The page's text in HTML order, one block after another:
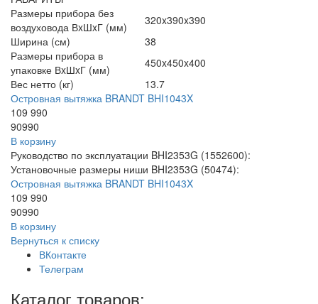
Размеры прибора без
воздуховода ВxШxГ (мм)
320x390x390
Ширина (см)
38
Размеры прибора в
упаковке ВxШxГ (мм)
450x450x400
Вес нетто (кг)
13.7
Островная вытяжка BRANDT BHI1043X
109 990
90990
В корзину
Руководство по эксплуатации BHI2353G (1552600):
Установочные размеры ниши BHI2353G (50474):
Островная вытяжка BRANDT BHI1043X
109 990
90990
В корзину
Вернуться к списку
ВКонтакте
Телеграм
Каталог товаров: